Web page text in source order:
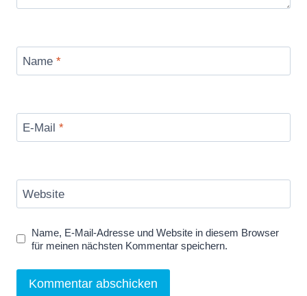
Name *
E-Mail *
Website
Name, E-Mail-Adresse und Website in diesem Browser
für meinen nächsten Kommentar speichern.